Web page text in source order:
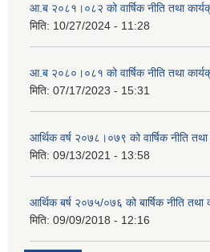
आ.ब २०८१।०८२ को वार्षिक नीति तथा
मिति: 10/27/2024 - 11:28
आ.ब २०८०।०८१ को वार्षिक नीति तथा
मिति: 07/17/2023 - 15:31
आर्थिक वर्ष २०७८।०७९ को वार्षिक नीति तथा
मिति: 09/13/2021 - 13:58
आर्थिक बर्ष २०७५/०७६ को बार्षिक नीति
मिति: 09/09/2018 - 12:16